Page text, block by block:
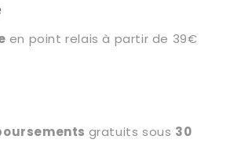
en point relais à partir de 39€
gratuits sous 30